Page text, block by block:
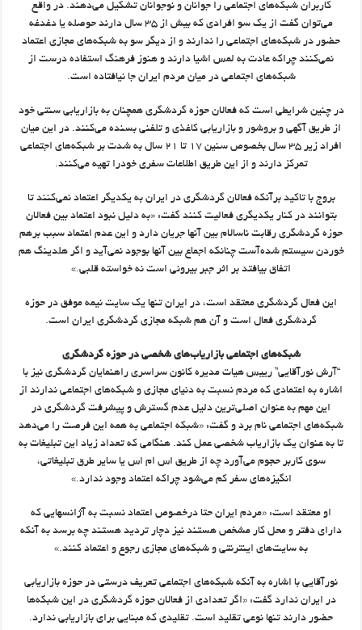
کاربران شبکه‌های اجتماعی را جوانان و نوجوانان تشکیل می‌دهند. در واقع
می‌توان گفت از یک سو افرادی که بیش از ۳۵ سال دارند حوصله یا دغدغه
حضور در شبکه‌های اجتماعی را ندارند و از دیگر سو به شبکه‌های مجازی اعتماد
نمی‌کنند چراکه عادت به لمس اشیا دارند و هنوز فرهنگ استفاده درست از
شبکه‌های اجتماعی در میان مردم ایران جا نیافتاده است.
در چنین شرایطی است که فعالان حوزه گردشگری همچنان به بازاریابی سنتی خود
از طریق آگهی و بروشور و بازاریابی کاغذی و تلفنی بسنده می‌کنند. در این میان
افراد زیر ۳۵ سال بخصوص سنین ۱۷ تا ۲۱ سال به شدت بر شبکه‌های اجتماعی
تمرکز دارند و از این طریق اطلاعات سفری خودرا تهیه می‌کنند.
بروج با تاکید برآنکه فعالان گردشگری در ایران به یکدیگر اعتماد نمی‌کنند تا
بتوانند در کنار یکدیگری فعالیت کنند گفت: «به دلیل نبود اعتماد بین فعالان
حوزه گردشگری رقابت ناسالام بین آنها جریان دارد و این عدم اعتماد سبب برهم
خوردن سیستم شده‌آست چنانکه اجماع بین آنها بوجود نمی‌آید و اگر هلدینگ هم
اتفاق بیافتد بر اثر جبر بیرونی است نه خواسته قلبی.»
این فعال گردشگری معتقد است، در ایران تنها یک سایت نیمه موفق در حوزه
گردشگری فعال است و آن هم شبکه مجازی گردشگری ایران است.
شبکه‌های اجتماعی بازاریاب‌های شخصی در حوزه گردشگری
“آرش نورآقایی” رییس هیات مدیره کانون سراسری راهنمایان گردشگری نیز با
اشاره به اعتمادی که مردم نسبت به دنیای مجازی و شبکه‌های اجتماعی ندارند از
این مهم به عنوان اصلی‌ترین دلیل عدم گسترش و پیشرفت گردشگری در
شبکه‌های اجتماعی نام برد و گفت‌:‌ «شبکه اجتماعی به همه این فرصت را می‌دهد
تا به عنوان یک بازاریاب شخصی عمل کند. هنگامی که تعداد زیاد این تبلیغات به
سوی کاربر حجوم می‌آورد چه از طریق اس ام اس یا سایر طرق تبلیغاتی،
انگیزه‌های سفر کم می‌شود چراکه اعتماد وجود ندارد.»
او معتقد است: «مردم ایران حتا درخصوص اعتماد نسبت به آژانسهایی که
دارای دفتر و محل کار مشخص هستند نیز دچار تردید هستند چه برسد به آنکه
به سایت‌های اینترنتی و شبکه‌های مجازی رجوع و اعتماد کنند.»
نورآقایی با اشاره به آنکه شبکه‌های اجتماعی تعریف درستی در حوزه بازاریابی
در ایران ندارد گفت: «اگر تعدادی از فعالان حوزه گردشگری در این شبکه‌ها
حضور دارند تنها نوعی تقلید است. تقلیدی که مبنایی برای بازاریابی ندارد.